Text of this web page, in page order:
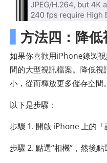
方法四：降
如果你喜歡用iPhone錄製
間的大型視訊檔案。降低
小，從而釋放更多儲存空間。
以下是步驟：
步驟 1. 開啟 iPhone 上的「
步驟 2. 點選“相機”，然後點